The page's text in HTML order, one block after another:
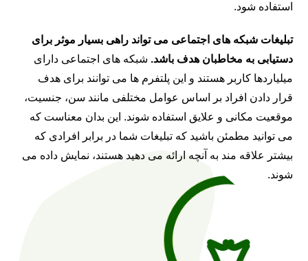
استفاده شود.
تبلیغات شبکه های اجتماعی می تواند راهی بسیار موثر برای
دستیابی به مخاطبان هدف باشد. شبکه های اجتماعی دارای
میلیاردها کاربر هستند و این پلتفرم ها می توانند برای هدف
قرار دادن افراد بر اساس عوامل مختلفی مانند سن، جنسیت،
موقعیت مکانی و علایق استفاده شوند. این بدان معناست که
می توانید مطمئن باشید که تبلیغات شما در برابر افرادی که
بیشتر علاقه مند به آنچه ارائه می دهید هستند، نمایش داده می
شوند.